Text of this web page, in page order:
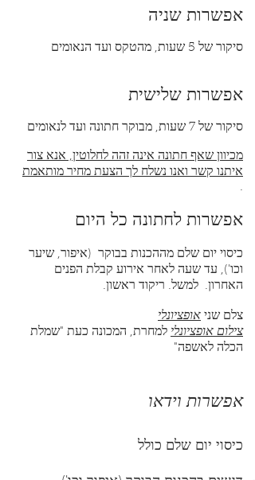
אפשרות שניה
סיקור של 5 שעות, מהטקס ועד הנאומים
אפשרות שלישית
סיקור של 7 שעות, מבוקר חתונה ועד לנאומים
מכיוון שאף חתונה אינה זהה לחלוטין, אנא צור
איתנו קשר ואנו נשלח לך הצעת מחיר מותאמת
.
אפשרות לחתונה כל היום
כיסוי יום שלם מההכנות בבוקר (איפור, שיער
וכו'), עד שעה לאחר אירוע קבלת הפנים
האחרון. למשל. ריקוד ראשון.
צלם שני אופציונלי
צילום אופציונלי למחרת, המכונה כעת "שמלת
הכלה לאשפה"
אפשרות וידאו
כיסוי יום שלם כולל